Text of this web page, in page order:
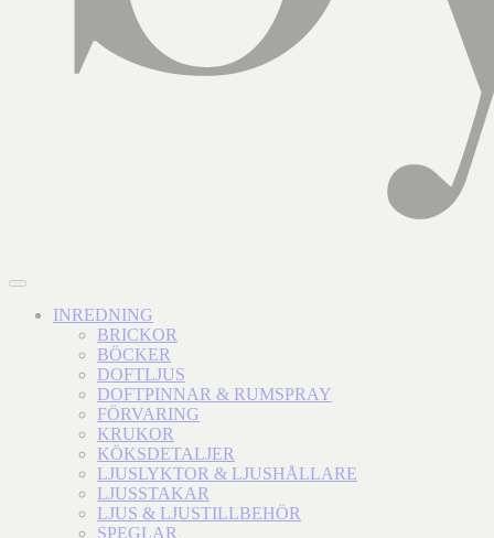
INREDNING
BRICKOR
BÖCKER
DOFTLJUS
DOFTPINNAR & RUMSPRAY
FÖRVARING
KRUKOR
KÖKSDETALJER
LJUSLYKTOR & LJUSHÅLLARE
LJUSSTAKAR
LJUS & LJUSTILLBEHÖR
SPEGLAR